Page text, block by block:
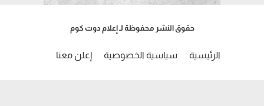
حقوق النشر محفوظة لـ إعلام دوت كوم
الرئيسية سياسية الخصوصية إعلن معنا